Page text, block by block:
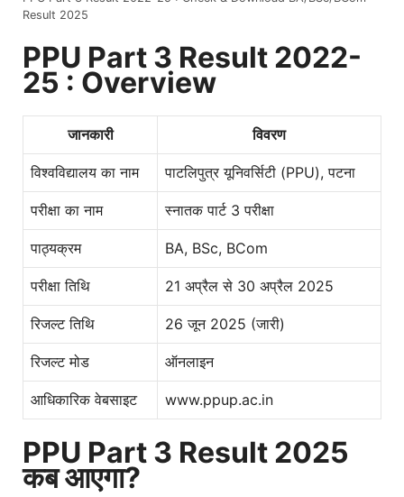
Result 2025
PPU Part 3 Result 2022-
25 : Overview
जानकारी विवरण
विश्वविद्यालय का नाम पाटलिपुत्र यूनिवर्सिटी (PPU), पटना
परीक्षा का नाम स्नातक पार्ट 3 परीक्षा
पाठ्यक्रम BA, BSc, BCom
परीक्षा तिथि 21 अप्रैल से 30 अप्रैल 2025
रिजल्ट तिथि 26 जून 2025 (जारी)
रिजल्ट मोड ऑनलाइन
आधिकारिक वेबसाइट www.ppup.ac.in
PPU Part 3 Result 2025
कब आएगा?